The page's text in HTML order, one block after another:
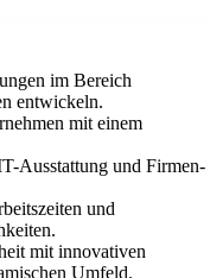
im Bereich
entwickeln.
mit einem
Ausstattung und Firmen-
und
mit innovativen
Umfeld.